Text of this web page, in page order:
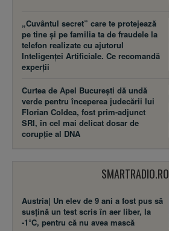
„Cuvântul secret” care te protejează
pe tine și pe familia ta de fraudele la
telefon realizate cu ajutorul
Inteligenței Artificiale. Ce recomandă
experții
Curtea de Apel București dă undă
verde pentru începerea judecării lui
Florian Coldea, fost prim-adjunct
SRI, în cel mai delicat dosar de
corupție al DNA
SMARTRADIO.RO
Austria| Un elev de 9 ani a fost pus să
susţină un test scris în aer liber, la
-1°C, pentru că nu avea mască